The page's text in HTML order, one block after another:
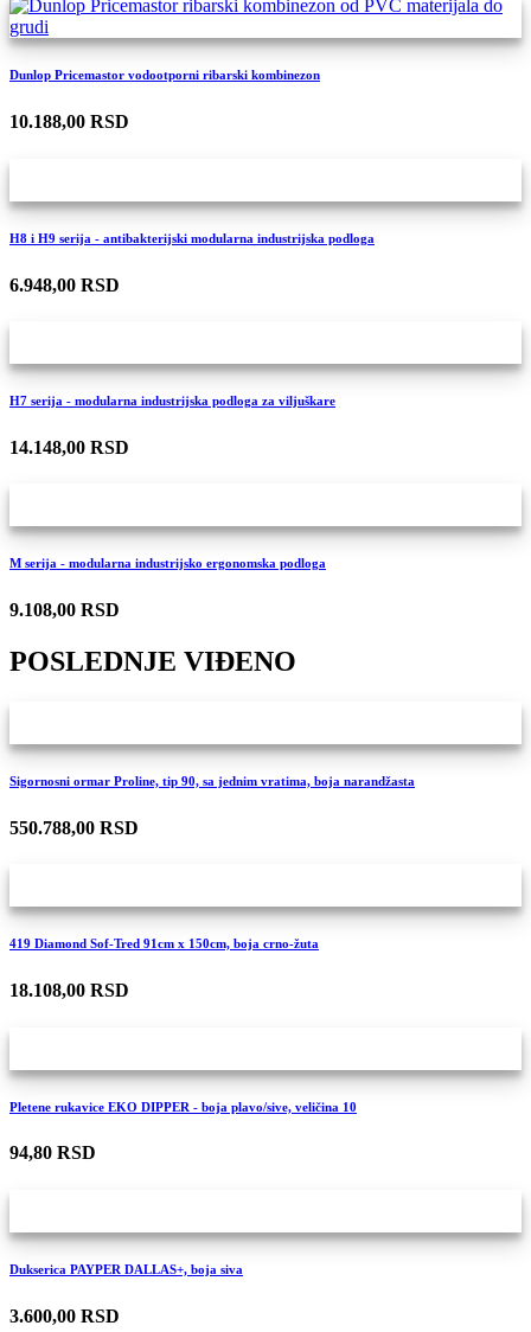
Dunlop Pricemastor vodootporni ribarski kombinezon
10.188,00 RSD
H8 i H9 serija - antibakterijski modularna industrijska podloga
6.948,00 RSD
H7 serija - modularna industrijska podloga za viljuškare
14.148,00 RSD
M serija - modularna industrijsko ergonomska podloga
9.108,00 RSD
POSLEDNJE VIĐENO
Sigornosni ormar Proline, tip 90, sa jednim vratima, boja narandžasta
550.788,00 RSD
419 Diamond Sof-Tred 91cm x 150cm, boja crno-žuta
18.108,00 RSD
Pletene rukavice EKO DIPPER - boja plavo/sive, veličina 10
94,80 RSD
Dukserica PAYPER DALLAS+, boja siva
3.600,00 RSD